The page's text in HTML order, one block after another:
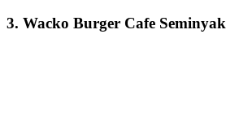
3. Wacko Burger Cafe Seminyak